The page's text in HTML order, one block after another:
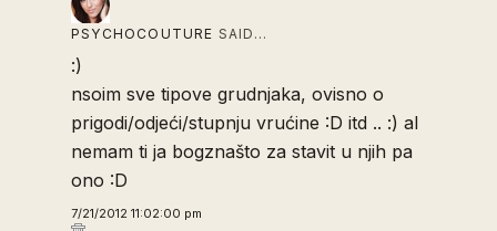
PSYCHOCOUTURE SAID…
:)
nsoim sve tipove grudnjaka, ovisno o
prigodi/odjeći/stupnju vrućine :D itd .. :) al
nemam ti ja bogznašto za stavit u njih pa
ono :D
7/21/2012 11:02:00 pm